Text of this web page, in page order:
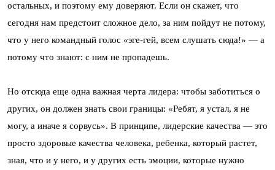
остальных, и поэтому ему доверяют. Если он скажет, что
сегодня нам предстоит сложное дело, за ним пойдут не потому,
что у него командный голос «эге-гей, всем слушать сюда!» — а
потому что знают: с ним не пропадешь.
Но отсюда еще одна важная черта лидера: чтобы заботиться о
других, он должен знать свои границы: «Ребят, я устал, я не
могу, а иначе я сорвусь». В принципе, лидерские качества — это
просто здоровые качества человека, ребенка, который растет,
зная, что и у него, и у других есть эмоции, которые нужно